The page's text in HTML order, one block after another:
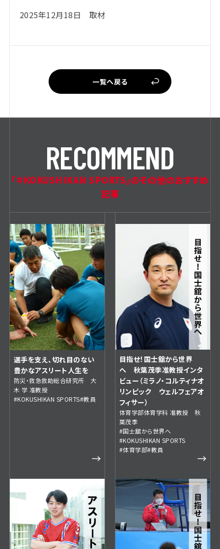
2025年12月18日 取材
一覧へ戻る
RECOMMEND
「＃KOKUSHIKAN SPORTS」のその他のおすすめ
記事
選手を支え、切れ目のない
豊かなアスリート人生を
防災・救急救助総合研究所 大
木 学 准教授
#KOKUSHIKAN SPORTS#教員
目指せ！国士舘から世界
へ 秋葉茂季准教授インタ
ビュー（ミラノ・コルティナオ
リンピック ウェルフェアオ
フィサー）
体育学部体育学科 准教授 秋
葉茂季
#国士舘から世界へ
#KOKUSHIKAN SPORTS
#体育学部#教員